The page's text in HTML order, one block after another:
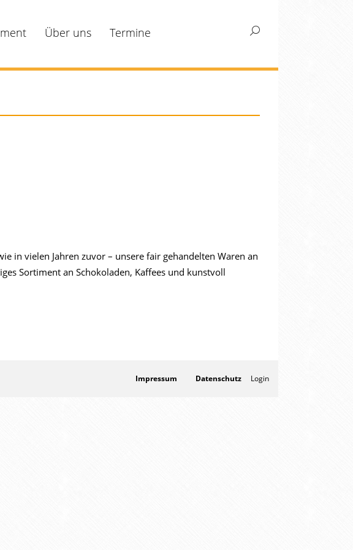
Über uns Termine Search:
in vielen Jahren zuvor – unsere fair gehandelten Waren an
Sortiment an Schokoladen, Kaffees und kunstvoll
Impressum Datenschutz Login